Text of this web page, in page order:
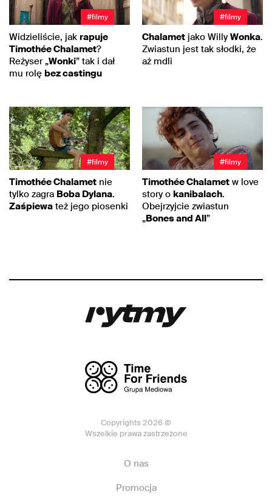
#filmy
Widzieliście, jak rapuje
Timothée Chalamet?
Reżyser „Wonki” tak i dał
mu rolę bez castingu
#filmy
Chalamet jako Willy Wonka.
Zwiastun jest tak słodki, że
aż mdli
#filmy
Timothée Chalamet nie
tylko zagra Boba Dylana.
Zaśpiewa też jego piosenki
#filmy
Timothée Chalamet w love
story o kanibalach.
Obejrzyjcie zwiastun
„Bones and All”
Copyrights 2026 ©
Wszelkie prawa zastrzeżone
O nas
Promocja